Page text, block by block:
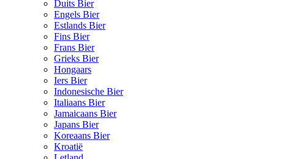
Duits Bier
Engels Bier
Estlands Bier
Fins Bier
Frans Bier
Grieks Bier
Hongaars
Iers Bier
Indonesische Bier
Italiaans Bier
Jamaicaans Bier
Japans Bier
Koreaans Bier
Kroatië